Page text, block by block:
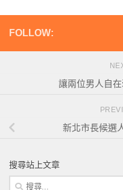
FOLLOW:
讓兩位男人自
新北市長候選
搜尋站上文章
搜